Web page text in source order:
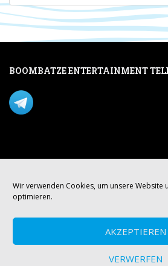
Wir verwenden Cookies, um unsere Website
optimieren.
AKZEPTIEREN
VERWERFEN
BOOMBATZE ENTERTAINMENT